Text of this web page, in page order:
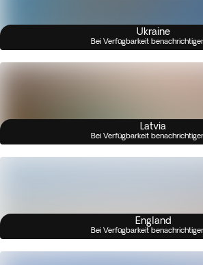
Ukraine
Bei Verfügbarkeit
Latvia
Bei Verfügbarkeit
England
Bei Verfügbarkeit